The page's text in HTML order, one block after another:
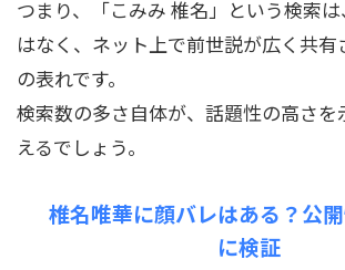
つまり、「こみみ 椎名」という検索
はなく、ネット上で前世説が広く共有
の表れです。
検索数の多さ自体が、話題性の高さを
えるでしょう。
椎名唯華に顔バレはある？公
に検証